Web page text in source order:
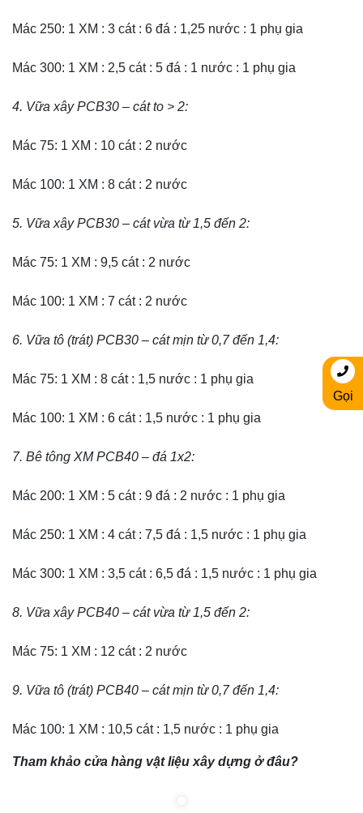
Mác 250: 1 XM : 3 cát : 6 đá : 1,25 nước : 1 phụ gia
Mác 300: 1 XM : 2,5 cát : 5 đá : 1 nước : 1 phụ gia
4. Vữa xây PCB30 – cát to > 2:
Mác 75: 1 XM : 10 cát : 2 nước
Mác 100: 1 XM : 8 cát : 2 nước
5. Vữa xây PCB30 – cát vừa từ 1,5 đến 2:
Mác 75: 1 XM : 9,5 cát : 2 nước
Mác 100: 1 XM : 7 cát : 2 nước
6. Vữa tô (trát) PCB30 – cát mịn từ 0,7 đến 1,4:
Mác 75: 1 XM : 8 cát : 1,5 nước : 1 phụ gia
Mác 100: 1 XM : 6 cát : 1,5 nước : 1 phụ gia
7. Bê tông XM PCB40 – đá 1x2:
Mác 200: 1 XM : 5 cát : 9 đá : 2 nước : 1 phụ gia
Mác 250: 1 XM : 4 cát : 7,5 đá : 1,5 nước : 1 phụ gia
Mác 300: 1 XM : 3,5 cát : 6,5 đá : 1,5 nước : 1 phụ gia
8. Vữa xây PCB40 – cát vừa từ 1,5 đến 2:
Mác 75: 1 XM : 12 cát : 2 nước
9. Vữa tô (trát) PCB40 – cát mịn từ 0,7 đến 1,4:
Mác 100: 1 XM : 10,5 cát : 1,5 nước : 1 phụ gia
Tham khảo cửa hàng vật liệu xây dựng ở đâu?
Gọi